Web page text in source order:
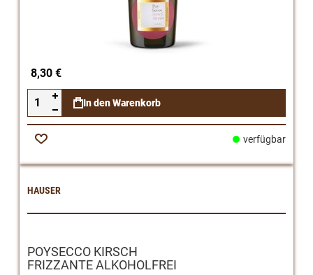
8,30 €
In den Warenkorb
Zur
verfügbar
HAUSER
POYSECCO KIRSCH
FRIZZANTE ALKOHOLFREI